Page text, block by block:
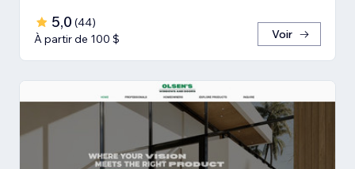
5,0 (44)
À partir de 100 $
Voir